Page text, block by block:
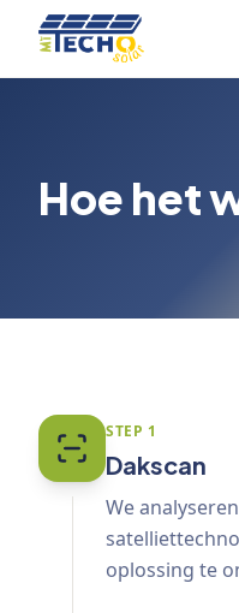
Skip to content
Hoe het
STEP 1
Dakscan
We
oplossing te